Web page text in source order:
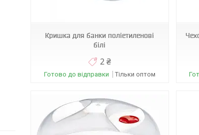
Кришка для банки поліетиленові
білі
2 ₴
Готово до відправки Тільки оптом